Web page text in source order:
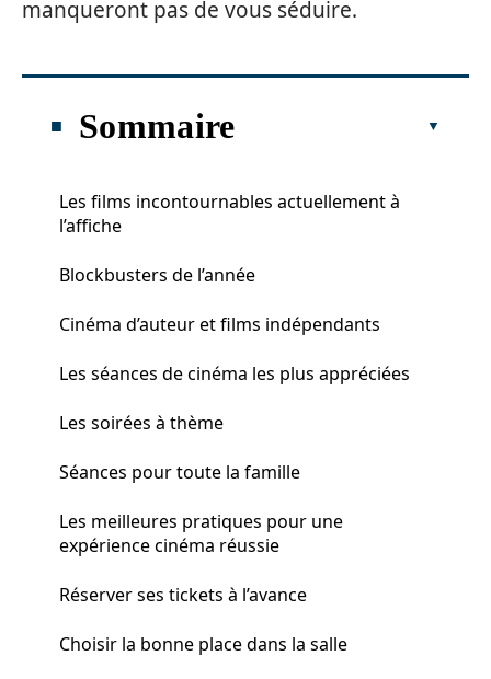
manqueront pas de vous séduire.
Sommaire
Les films incontournables actuellement à
l’affiche
Blockbusters de l’année
Cinéma d’auteur et films indépendants
Les séances de cinéma les plus appréciées
Les soirées à thème
Séances pour toute la famille
Les meilleures pratiques pour une
expérience cinéma réussie
Réserver ses tickets à l’avance
Choisir la bonne place dans la salle